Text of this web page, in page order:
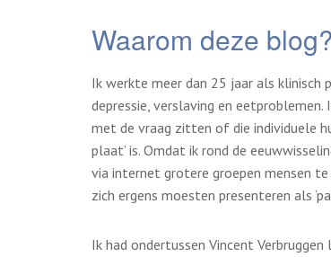
Waarom deze blog?
Ik werkte meer dan 25 jaar als klinisch
depressie, verslaving en
met de vraag zitten of die individuele
plaat’ is. Omdat ik rond de
via internet grotere groepen mensen
zich ergens moesten presenteren als
Ik had ondertussen Vincent